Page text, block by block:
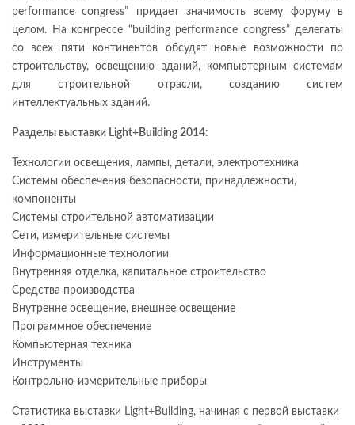
performance congress” придает значимость всему форуму в
целом. На конгрессе “building performance congress” делегаты
со всех пяти континентов обсудят новые возможности по
строительству, освещению зданий, компьютерным системам
для строительной отрасли, созданию систем
интеллектуальных зданий.
Разделы выставки Light+Building 2014:
Технологии освещения, лампы, детали, электротехника
Системы обеспечения безопасности, принадлежности,
компоненты
Системы строительной автоматизации
Сети, измерительные системы
Информационные технологии
Внутренняя отделка, капитальное строительство
Средства производства
Внутренне освещение, внешнее освещение
Программное обеспечение
Компьютерная техника
Инструменты
Контрольно-измерительные приборы
Статистика выставки Light+Building, начиная с первой выставки